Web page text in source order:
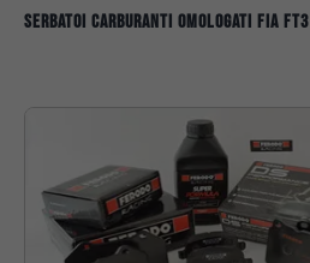
Serbatoi Carburanti Omologati FIA FT3